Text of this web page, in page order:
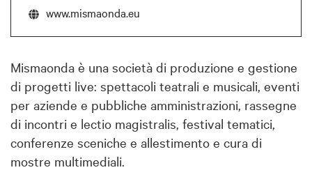
www.mismaonda.eu
Mismaonda è una società di produzione e gestione
di progetti live: spettacoli teatrali e musicali, eventi
per aziende e pubbliche amministrazioni, rassegne
di incontri e lectio magistralis, festival tematici,
conferenze sceniche e allestimento e cura di
mostre multimediali.